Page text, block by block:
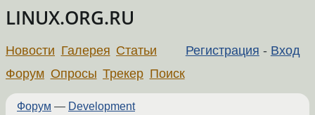
LINUX.ORG.RU
Регистрация - Вход
Новости Галерея Статьи
Форум Опросы Трекер Поиск
Форум — Development